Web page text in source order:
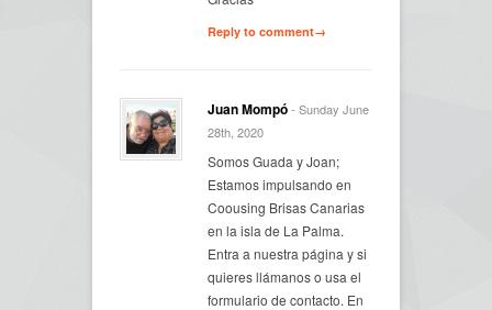
Reply to comment→
Juan Mompó- Sunday June
28th, 2020
Somos Guada y Joan;
Estamos impulsando en
Coousing Brisas Canarias
en la isla de La Palma.
Entra a nuestra página y si
quieres llámanos o usa el
formulario de contacto. En